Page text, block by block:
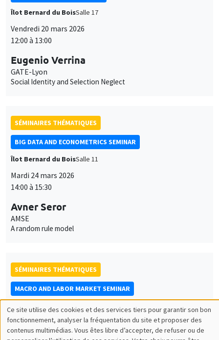
Îlot Bernard du BoisSalle 17
Vendredi 20 mars 2026
12:00 à 13:00
Eugenio Verrina
GATE-Lyon
Social Identity and Selection Neglect
SÉMINAIRES THÉMATIQUES
BIG DATA AND ECONOMETRICS SEMINAR
Îlot Bernard du BoisSalle 11
Mardi 24 mars 2026
14:00 à 15:30
Avner Seror
AMSE
A random rule model
SÉMINAIRES THÉMATIQUES
MACRO AND LABOR MARKET SEMINAR
MEGA
Salle Carine Nourry
Jeudi 9 avril 2026
14:30 à 15:30
Utilisation
Ce site utilise des cookies et des services tiers pour garantir son bon
fonctionnement, analyser la fréquentation du site et proposer des
contenus multimédias. Vous êtes libre d’accepter, de refuser ou de